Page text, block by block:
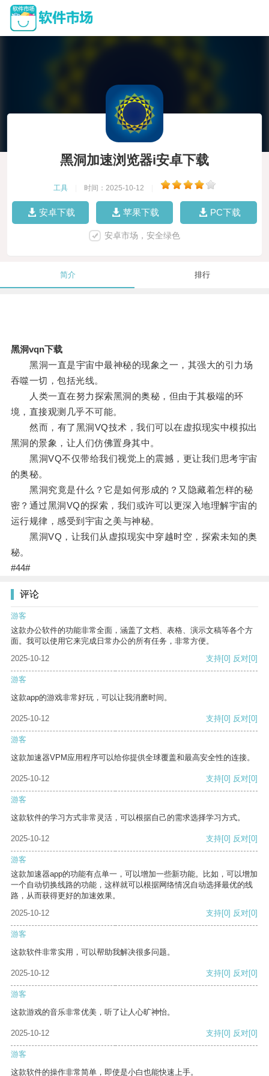
黑洞加速浏览器i安卓下载
工具 时间：2025-10-12
安卓下载 苹果下载 PC下载
安卓市场，安全绿色
简介 排行
黑洞vqn下载
黑洞一直是宇宙中最神秘的现象之一，其强大的引力场
吞噬一切，包括光线。
人类一直在努力探索黑洞的奥秘，但由于其极端的环
境，直接观测几乎不可能。
然而，有了黑洞VQ技术，我们可以在虚拟现实中模拟出
黑洞的景象，让人们仿佛置身其中。
黑洞VQ不仅带给我们视觉上的震撼，更让我们思考宇宙
的奥秘。
黑洞究竟是什么？它是如何形成的？又隐藏着怎样的秘
密？通过黑洞VQ的探索，我们或许可以更深入地理解宇宙的
运行规律，感受到宇宙之美与神秘。
黑洞VQ，让我们从虚拟现实中穿越时空，探索未知的奥
秘。
#44#
评论
游客
这款办公软件的功能非常全面，涵盖了文档、表格、演示文稿等各个方
面。我可以使用它来完成日常办公的所有任务，非常方便。
2025-10-12
支持[0] 反对[0]
游客
这款app的游戏非常好玩，可以让我消磨时间。
2025-10-12 支持[0] 反对[0]
游客
这款加速器VPM应用程序可以给你提供全球覆盖和最高安全性的连接。
2025-10-12 支持[0] 反对[0]
游客
这款软件的学习方式非常灵活，可以根据自己的需求选择学习方式。
2025-10-12 支持[0] 反对[0]
游客
这款加速器app的功能有点单一，可以增加一些新功能。比如，可以增加
一个自动切换线路的功能，这样就可以根据网络情况自动选择最优的线
路，从而获得更好的加速效果。
2025-10-12
支持[0] 反对[0]
游客
这款软件非常实用，可以帮助我解决很多问题。
2025-10-12 支持[0] 反对[0]
游客
这款游戏的音乐非常优美，听了让人心旷神怡。
2025-10-12 支持[0] 反对[0]
游客
这款软件的操作非常简单，即使是小白也能快速上手。